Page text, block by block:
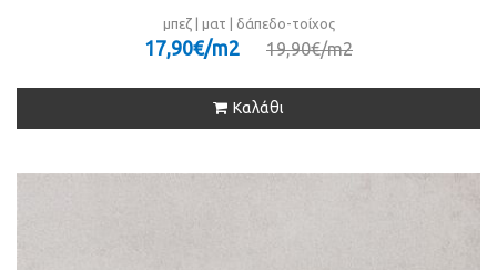
μπεζ | ματ | δάπεδο-τοίχος
17,90€/m2 19,90€/m2
Καλάθι